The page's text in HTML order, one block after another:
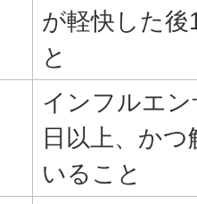
が軽快した
と
インフルエ
日以上、か
いること